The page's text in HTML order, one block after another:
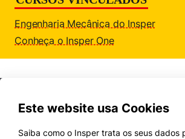
Engenharia Mecânica do Insper
Conheça o Insper One
Este website usa Cookies
Saiba como o Insper trata os seus dados